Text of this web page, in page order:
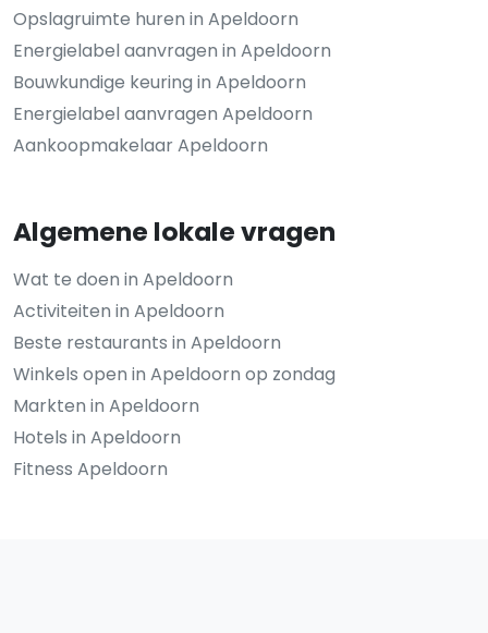
Opslagruimte huren in Apeldoorn
Energielabel aanvragen in Apeldoorn
Bouwkundige keuring in Apeldoorn
Energielabel aanvragen Apeldoorn
Aankoopmakelaar Apeldoorn
Algemene lokale vragen
Wat te doen in Apeldoorn
Activiteiten in Apeldoorn
Beste restaurants in Apeldoorn
Winkels open in Apeldoorn op zondag
Markten in Apeldoorn
Hotels in Apeldoorn
Fitness Apeldoorn